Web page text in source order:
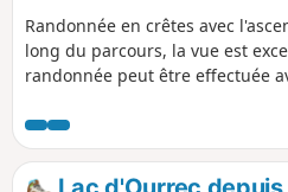
Randonnée en crêtes avec
long du parcours, la vue est
randonnée peut être effectuée
sens de l’orientation et de la